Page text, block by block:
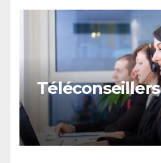
(20) فرص عمل – Téléconseillers